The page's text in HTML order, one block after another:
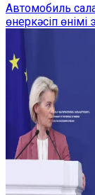
Автомобиль
өнеркәсіп өнімі